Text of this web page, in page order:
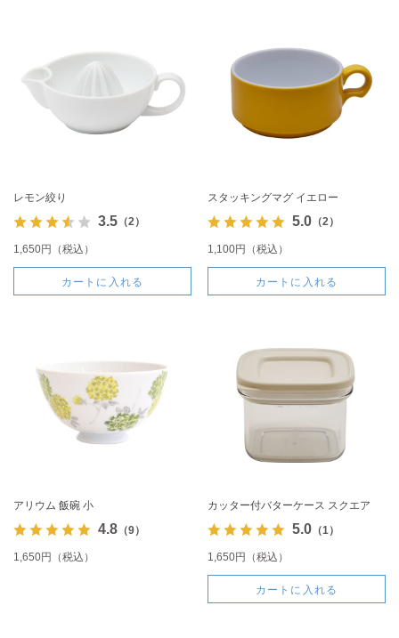
レモン絞り
3.5（2）
1,650円（税込）
カートに入れる
スタッキングマグ イエロー
5.0（2）
1,100円（税込）
カートに入れる
アリウム 飯碗 小
4.8（9）
1,650円（税込）
カッター付バターケース スクエア
5.0（1）
1,650円（税込）
カートに入れる